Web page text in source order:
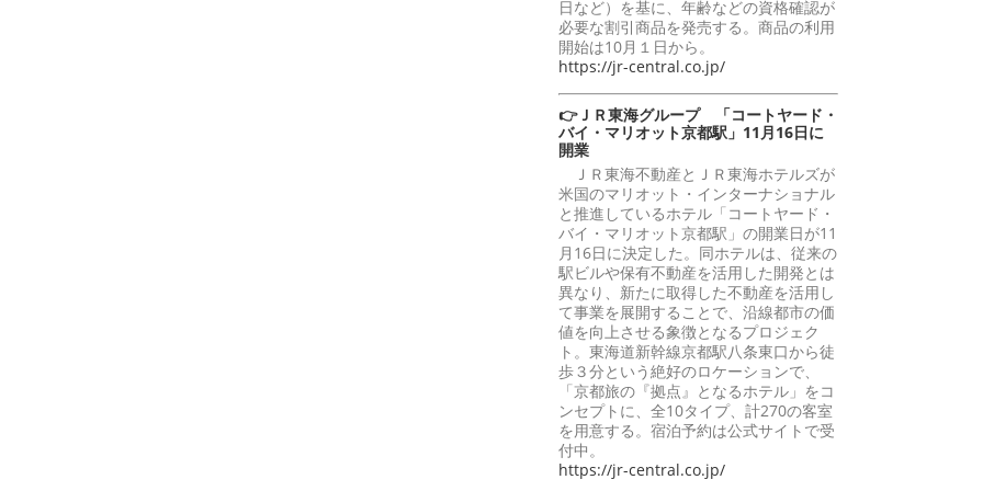
日など）を基に、年齢などの資格確認が
必要な割引商品を発売する。商品の利用
開始は10月１日から。
https://jr-central.co.jp/
👉ＪＲ東海グループ 「コートヤード・
バイ・マリオット京都駅」11月16日に
開業
ＪＲ東海不動産とＪＲ東海ホテルズが
米国のマリオット・インターナショナル
と推進しているホテル「コートヤード・
バイ・マリオット京都駅」の開業日が11
月16日に決定した。同ホテルは、従来の
駅ビルや保有不動産を活用した開発とは
異なり、新たに取得した不動産を活用し
て事業を展開することで、沿線都市の価
値を向上させる象徴となるプロジェク
ト。東海道新幹線京都駅八条東口から徒
歩３分という絶好のロケーションで、
「京都旅の『拠点』となるホテル」をコ
ンセプトに、全10タイプ、計270の客室
を用意する。宿泊予約は公式サイトで受
付中。
https://jr-central.co.jp/